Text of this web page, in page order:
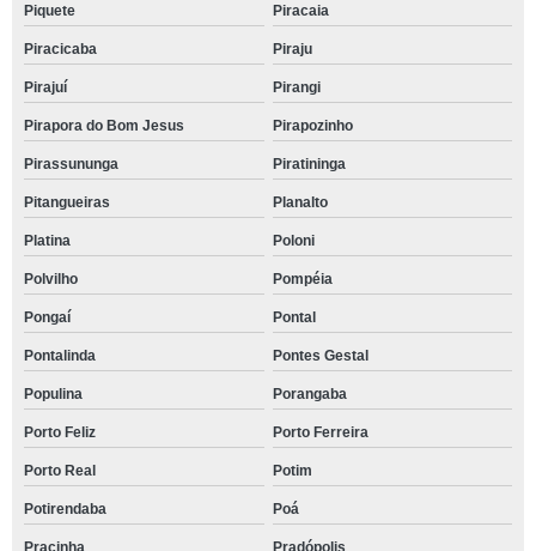
Piquete Piracaia
Piracicaba Piraju
Pirajuí Pirangi
Pirapora do Bom Jesus Pirapozinho
Pirassununga Piratininga
Pitangueiras Planalto
Platina Poloni
Polvilho Pompéia
Pongaí Pontal
Pontalinda Pontes Gestal
Populina Porangaba
Porto Feliz Porto Ferreira
Porto Real Potim
Potirendaba Poá
Pracinha Pradópolis